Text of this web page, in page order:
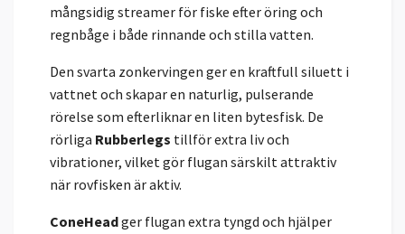
mångsidig streamer för fiske efter öring och
regnbåge i både rinnande och stilla vatten.
Den svarta zonkervingen ger en kraftfull siluett i
vattnet och skapar en naturlig, pulserande
rörelse som efterliknar en liten bytesfisk. De
rörliga Rubberlegs tillför extra liv och
vibrationer, vilket gör flugan särskilt attraktiv
när rovfisken är aktiv.
ConeHeadger flugan extra tyngd och hjälper